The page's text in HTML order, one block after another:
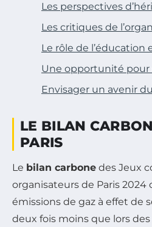
Les perspectives
Les critiques de
Le rôle de l’éducation
Une opportunité pour
Envisager un avenir
LE BILAN
PARIS
Le bilan carbone des Jeux
organisateurs de Paris
émissions de gaz à effet de
deux fois moins que lors